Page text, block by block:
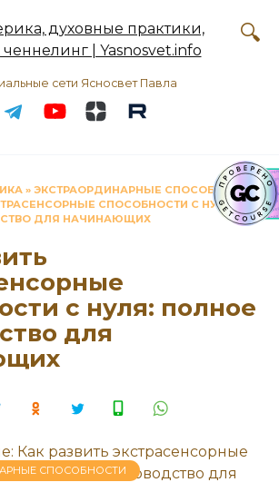
сети Ясносвет Павла
» ЭКСТРАОРДИНАРНЫЕ СПОСОБНОСТИ
СПОСОБНОСТИ С НУЛЯ:
ДЛЯ НАЧИНАЮЩИХ
с нуля: полное
для
СПОСОБНОСТИ